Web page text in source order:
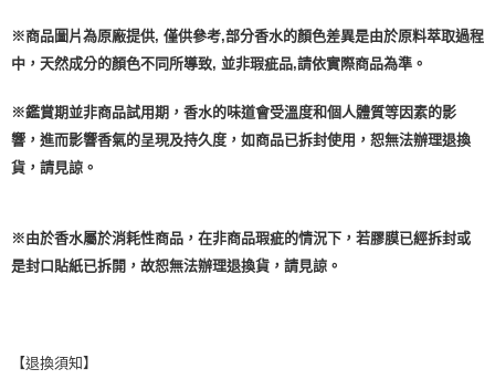
※商品圖片為原廠提供, 僅供參考,部分香水的顏色差異是由於原料萃取過程
中，天然成分的顏色不同所導致, 並非瑕疵品,請依實際商品為準。
※鑑賞期並非商品試用期，香水的味道會受溫度和個人體質等因素的影
響，進而影響香氣的呈現及持久度，如商品已拆封使用，恕無法辦理退換
貨，請見諒。
※由於香水屬於消耗性商品，在非商品瑕疵的情況下，若膠膜已經拆封或
是封口貼紙已拆開，故恕無法辦理退換貨，請見諒。
【退換須知】